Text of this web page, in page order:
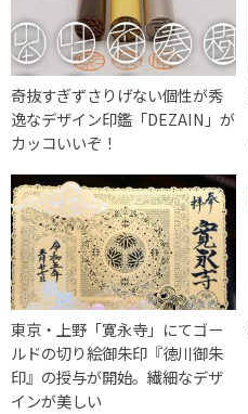
奇抜すぎずさりげない個性が秀
逸なデザイン印鑑「DEZAIN」が
カッコいいぞ！
東京・上野「寛永寺」にてゴー
ルドの切り絵御朱印『徳川御朱
印』の授与が開始。繊細なデザ
インが美しい